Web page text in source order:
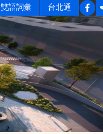
雙語詞彙 台北通